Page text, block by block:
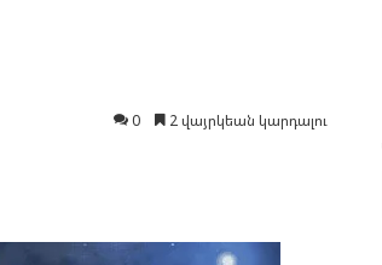
0 2 վայրկեան կարդալու